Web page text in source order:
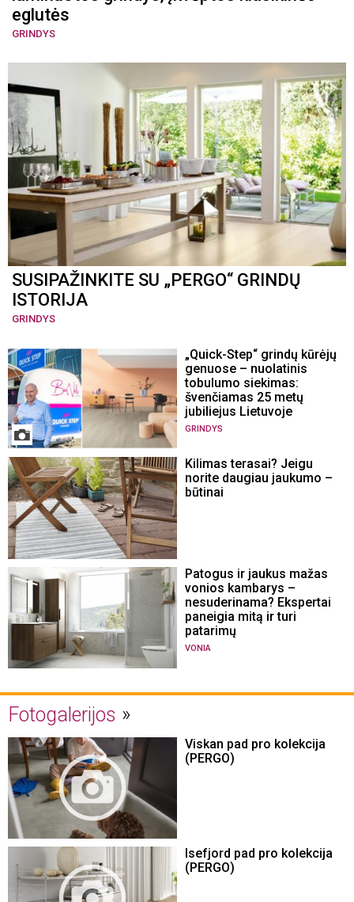
eglutės
GRINDYS
SUSIPAŽINKITE SU „PERGO“ GRINDŲ
ISTORIJA
GRINDYS
„Quick-Step“ grindų kūrėjų
genuose – nuolatinis
tobulumo siekimas:
švenčiamas 25 metų
jubiliejus Lietuvoje
GRINDYS
Kilimas terasai? Jeigu
norite daugiau jaukumo –
būtinai
Patogus ir jaukus mažas
vonios kambarys –
nesuderinama? Ekspertai
paneigia mitą ir turi
patarimų
VONIA
Fotogalerijos
Viskan pad pro kolekcija
(PERGO)
Isefjord pad pro kolekcija
(PERGO)